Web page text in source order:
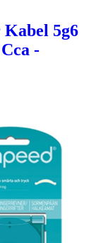
5g6
-